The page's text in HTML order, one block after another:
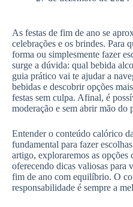
As festas de fim de ano se
celebrações e os brindes. Para
forma ou simplesmente fazer
surge a dúvida: qual bebida
guia prático vai te ajudar a
bebidas e descobrir opções
festas sem culpa. Afinal, é
moderação e sem abrir mão do
Entender o conteúdo calórico
fundamental para fazer
artigo, exploraremos as opções
oferecendo dicas valiosas para
fim de ano com equilíbrio. O
responsabilidade é sempre a